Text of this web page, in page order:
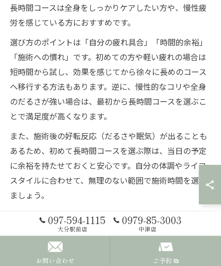
長時間コースは全身をしっかりケアしたい方や、慢性疲
労を感じている方におすすめです。
選び方のポイントは「自分の疲れ具合」「時間的余裕」
「施術への慣れ」です。初めての方や軽い疲れの場合は
短時間から試し、効果を感じてから徐々に長めのコース
へ移行する方法もあります。逆に、慢性的なコリや全身
のだるさが強い場合は、最初から長時間コースを選ぶこ
とで満足度が高くなります。
また、施術後の好転反応（だるさや眠気）が出ることも
あるため、初めて長時間コースを選ぶ際は、当日の予定
に余裕を持たせておくと安心です。自分の体調やライフ
スタイルに合わせて、無理のない範囲で施術時間を選び
ましょう。
もみほぐし90分は長いか実際の体感を紹介
「もみほぐし90分は長いですか？」という質問は多く寄
せられますが、実際に体験した方からは「想像以上にあ
097-594-1115
大分駅前店
0979-85-3003
中津店
お問い合わせ ご予約